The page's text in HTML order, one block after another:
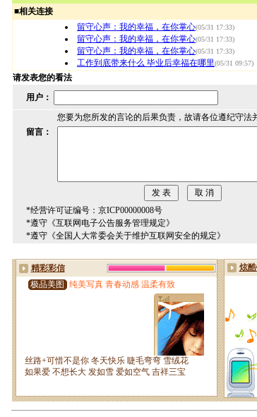
■相关连接
留守心声：我的幸福，在你掌心(05/31 17:33)
留守心声：我的幸福，在你掌心(05/31 17:33)
留守心声：我的幸福，在你掌心(05/31 17:33)
工作到底带来什么 毕业后幸福在哪里(05/31 09:57)
请发表您的看法
用户：
您要为您所发的言论的后果负责，故请各位遵纪守法
留言：
*经营许可证编号：京ICP00000008号
*遵守《互联网电子公告服务管理规定》
*遵守《全国人大常委会关于维护互联网安全的规定》